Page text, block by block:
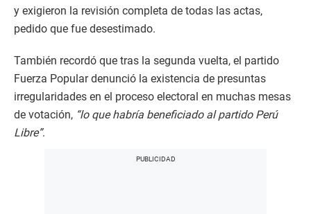
y exigieron la revisión completa de todas las actas,
pedido que fue desestimado.
También recordó que tras la segunda vuelta, el partido
Fuerza Popular denunció la existencia de presuntas
irregularidades en el proceso electoral en muchas mesas
de votación, “lo que habría beneficiado al partido Perú
Libre”.